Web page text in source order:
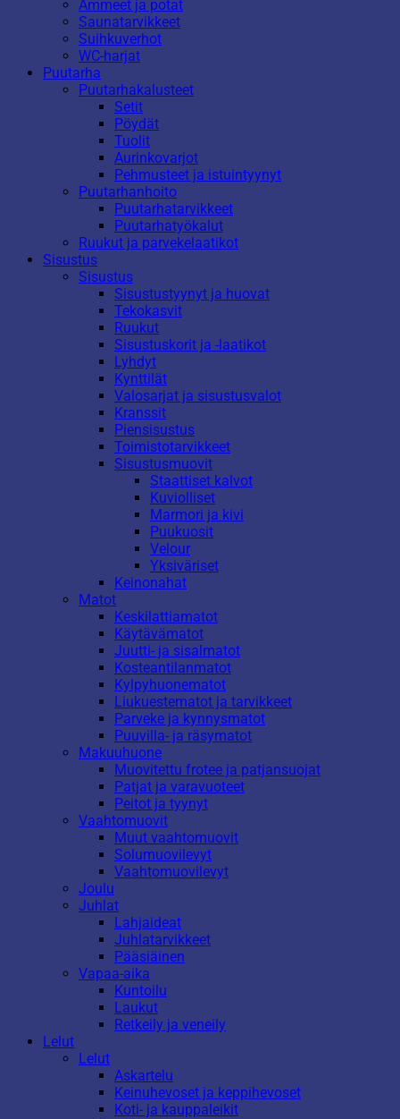
Ammeet ja potat
Saunatarvikkeet
Suihkuverhot
WC-harjat
Puutarha
Puutarhakalusteet
Setit
Pöydät
Tuolit
Aurinkovarjot
Pehmusteet ja istuintyynyt
Puutarhanhoito
Puutarhatarvikkeet
Puutarhatyökalut
Ruukut ja parvekelaatikot
Sisustus
Sisustus
Sisustustyynyt ja huovat
Tekokasvit
Ruukut
Sisustuskorit ja -laatikot
Lyhdyt
Kynttilät
Valosarjat ja sisustusvalot
Kranssit
Piensisustus
Toimistotarvikkeet
Sisustusmuovit
Staattiset kalvot
Kuviolliset
Marmori ja kivi
Puukuosit
Velour
Yksiväriset
Keinonahat
Matot
Keskilattiamatot
Käytävämatot
Juutti- ja sisalmatot
Kosteantilanmatot
Kylpyhuonematot
Liukuestematot ja tarvikkeet
Parveke ja kynnysmatot
Puuvilla- ja räsymatot
Makuuhuone
Muovitettu frotee ja patjansuojat
Patjat ja varavuoteet
Peitot ja tyynyt
Vaahtomuovit
Muut vaahtomuovit
Solumuovilevyt
Vaahtomuovilevyt
Joulu
Juhlat
Lahjaideat
Juhlatarvikkeet
Pääsiäinen
Vapaa-aika
Kuntoilu
Laukut
Retkeily ja veneily
Lelut
Lelut
Askartelu
Keinuhevoset ja keppihevoset
Koti- ja kauppaleikit